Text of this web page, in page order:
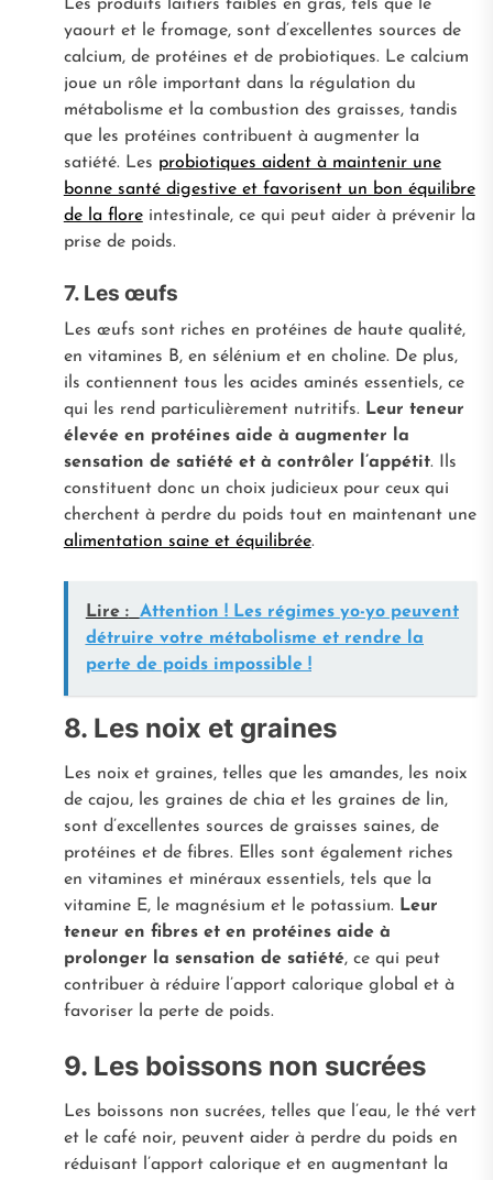
Les produits laitiers faibles en gras, tels que le
yaourt et le fromage, sont d’excellentes sources de
calcium, de protéines et de probiotiques. Le calcium
joue un rôle important dans la régulation du
métabolisme et la combustion des graisses, tandis
que les protéines contribuent à augmenter la
satiété. Les probiotiques aident à maintenir une
bonne santé digestive et favorisent un bon équilibre
de la floreintestinale, ce qui peut aider à prévenir la
prise de poids.
7. Les œufs
Les œufs sont riches en protéines de haute qualité,
en vitamines B, en sélénium et en choline. De plus,
ils contiennent tous les acides aminés essentiels, ce
qui les rend particulièrement nutritifs. Leur teneur
élevée en protéines aide à augmenter la
sensation de satiété et à contrôler l’appétit. Ils
constituent donc un choix judicieux pour ceux qui
cherchent à perdre du poids tout en maintenant une
alimentation saine et équilibrée.
Lire :
Attention ! Les régimes yo-yo peuvent
détruire votre métabolisme et rendre la
perte de poids impossible !
8. Les noix et graines
Les noix et graines, telles que les amandes, les noix
de cajou, les graines de chia et les graines de lin,
sont d’excellentes sources de graisses saines, de
protéines et de fibres. Elles sont également riches
en vitamines et minéraux essentiels, tels que la
vitamine E, le magnésium et le potassium. Leur
teneur en fibres et en protéines aide à
prolonger la sensation de satiété, ce qui peut
contribuer à réduire l’apport calorique global et à
favoriser la perte de poids.
9. Les boissons non sucrées
Les boissons non sucrées, telles que l’eau, le thé vert
et le café noir, peuvent aider à perdre du poids en
réduisant l’apport calorique et en augmentant la